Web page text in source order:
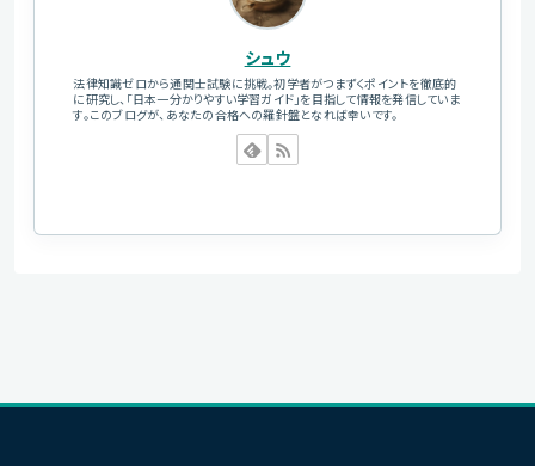
シュウ
法律知識ゼロから通関士試験に挑戦。初学者がつまずくポイントを徹底的
に研究し、「日本一分かりやすい学習ガイド」を目指して情報を発信していま
す。このブログが、あなたの合格への羅針盤となれば幸いです。